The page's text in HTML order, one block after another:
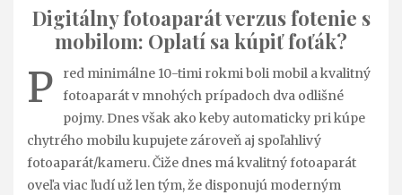
Digitálny fotoaparát verzus fotenie s
mobilom: Oplatí sa kúpiť foťák?
P
red minimálne 10-timi rokmi boli mobil a kvalitný
fotoaparát v mnohých prípadoch dva odlišné
pojmy. Dnes však ako keby automaticky pri kúpe
chytrého mobilu kupujete zároveň aj spoľahlivý
fotoaparát/kameru. Čiže dnes má kvalitný fotoaparát
oveľa viac ľudí už len tým, že disponujú moderným